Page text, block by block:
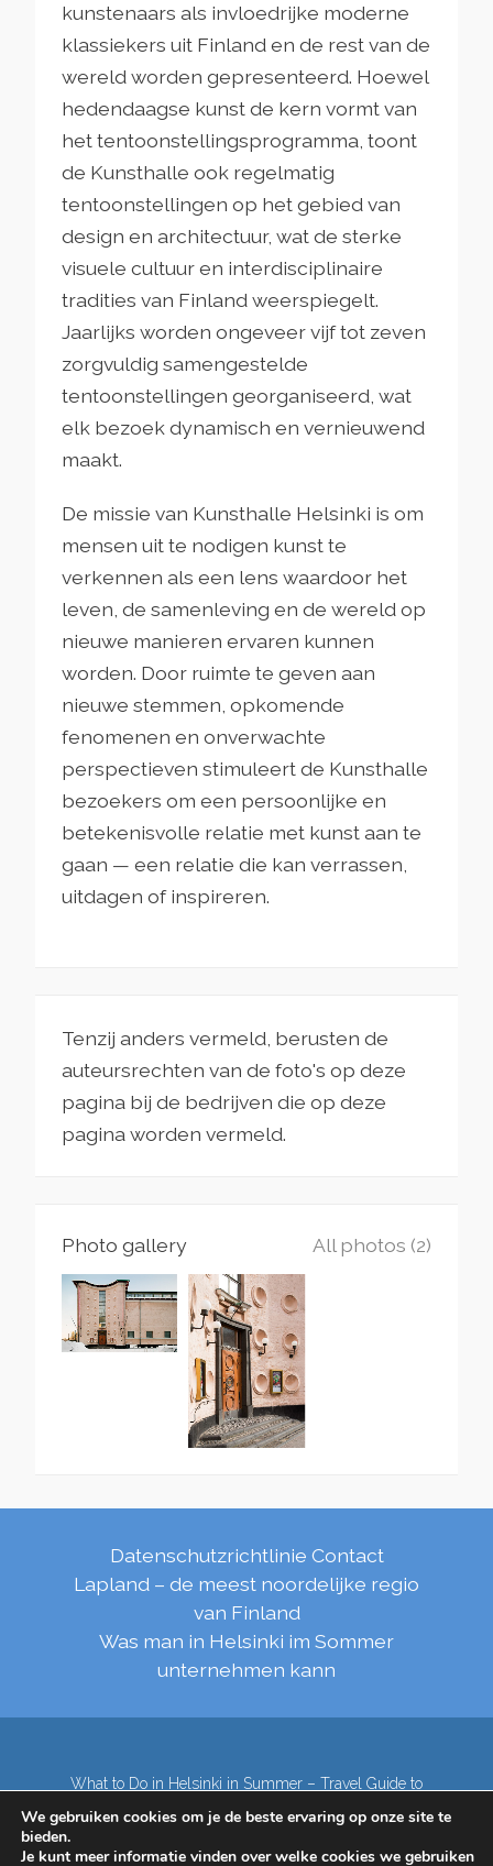
kunstenaars als invloedrijke moderne
klassiekers uit Finland en de rest van de
wereld worden gepresenteerd. Hoewel
hedendaagse kunst de kern vormt van
het tentoonstellingsprogramma, toont
de Kunsthalle ook regelmatig
tentoonstellingen op het gebied van
design en architectuur, wat de sterke
visuele cultuur en interdisciplinaire
tradities van Finland weerspiegelt.
Jaarlijks worden ongeveer vijf tot zeven
zorgvuldig samengestelde
tentoonstellingen georganiseerd, wat
elk bezoek dynamisch en vernieuwend
maakt.
De missie van Kunsthalle Helsinki is om
mensen uit te nodigen kunst te
verkennen als een lens waardoor het
leven, de samenleving en de wereld op
nieuwe manieren ervaren kunnen
worden. Door ruimte te geven aan
nieuwe stemmen, opkomende
fenomenen en onverwachte
perspectieven stimuleert de Kunsthalle
bezoekers om een persoonlijke en
betekenisvolle relatie met kunst aan te
gaan — een relatie die kan verrassen,
uitdagen of inspireren.
Tenzij anders vermeld, berusten de
auteursrechten van de foto's op deze
pagina bij de bedrijven die op deze
pagina worden vermeld.
Photo gallery All photos (2)
Datenschutzrichtlinie Contact
Lapland – de meest noordelijke regio
van Finland
Was man in Helsinki im Sommer
unternehmen kann
What to Do in Helsinki in Summer – Travel Guide to
Top Attractions
Lapland – de meest noordelijke regio van Finland
Contact
Subscribe to our Newsletter
We gebruiken cookies om je de beste ervaring op onze site te
bieden.
Je kunt meer informatie vinden over welke cookies we gebruiken